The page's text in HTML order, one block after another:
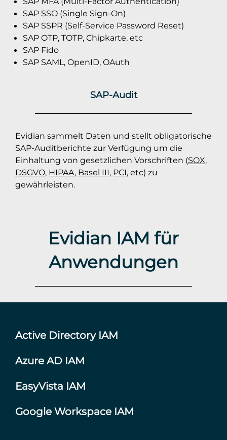
SAP SSO (Single Sign-On)
SAP SSPR (Self-Service Password Reset)
SAP OTP, TOTP, Chipkarte, etc
SAP Fido
SAP SAML, OpenID, OAuth
SAP-Audit
Evidian sammelt Daten und stellt obligatorische
SAP-Auditberichte zur Verfügung um die
Einhaltung von gesetzlichen Vorschriften (SOX,
DSGVO, HIPAA, Basel III, PCI, etc) zu
gewährleisten.
Evidian IAM für
Anwendungen
Active Directory IAM
Azure AD IAM
EasyVista IAM
Google Workspace IAM